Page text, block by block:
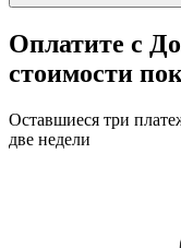
Оплатите с
стоимости
Оставшиеся три
две недели